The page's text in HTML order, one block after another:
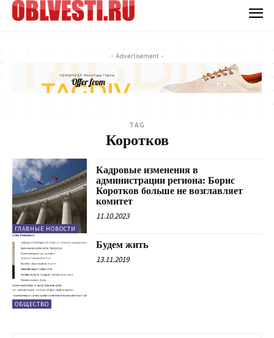
- Advertisement -
TAG
Коротков
ГЛАВНЫЕ НОВОСТИ
Кадровые изменения в
администрации региона: Борис
Коротков больше не возглавляет
комитет
11.10.2023
ОБЩЕСТВО
Будем жить
13.11.2019